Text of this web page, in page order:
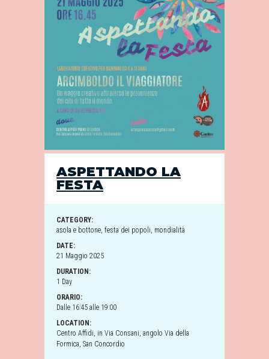
ASPETTANDO LA
FESTA
CATEGORY:
asola e bottone, festa dei popoli, mondialità
DATE:
21 Maggio 2025
DURATION:
1 Day
ORARIO:
Dalle 16:45 alle 19:00
LOCATION:
Centro Affidi, in Via Consani, angolo Via della
Formica, San Concordio